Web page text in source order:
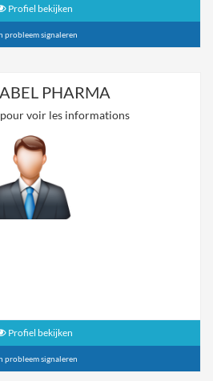
Profiel bekijken
probleem signaleren
PHARMA
pour voir les informations
Profiel bekijken
probleem signaleren